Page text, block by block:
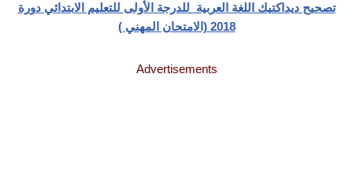
تصحيح ديداكتيك اللغة العربية للدرجة الأولى للتعليم الابتدائي دورة
2018 (الامتحان المهني )
Advertisements